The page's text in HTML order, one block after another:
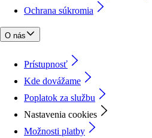
Ochrana súkromia
O nás
Prístupnosť
Kde dovážame
Poplatok za službu
Nastavenia cookies
Možnosti platby